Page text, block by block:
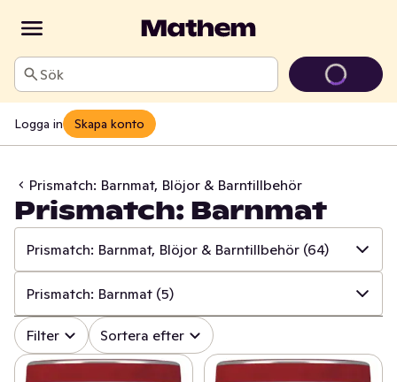
Sök
Logga in Skapa konto
Prismatch: Barnmat, Blöjor & Barntillbehör
Prismatch: Barnmat
Prismatch: Barnmat, Blöjor & Barntillbehör (64)
✓ Alla (534)
✓ Prismatch: Frukt & Grönt (13)
✓ Prismatch: Fisk & Skaldjur (13)
Prismatch: Barnmat (5)
✓ Alla (64)
✓
Filter Sortera efter